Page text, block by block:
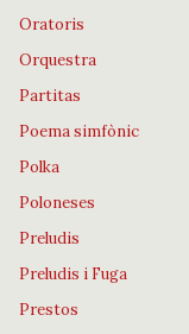
Oratoris
Orquestra
Partitas
Poema simfònic
Polka
Poloneses
Preludis
Preludis i Fuga
Prestos